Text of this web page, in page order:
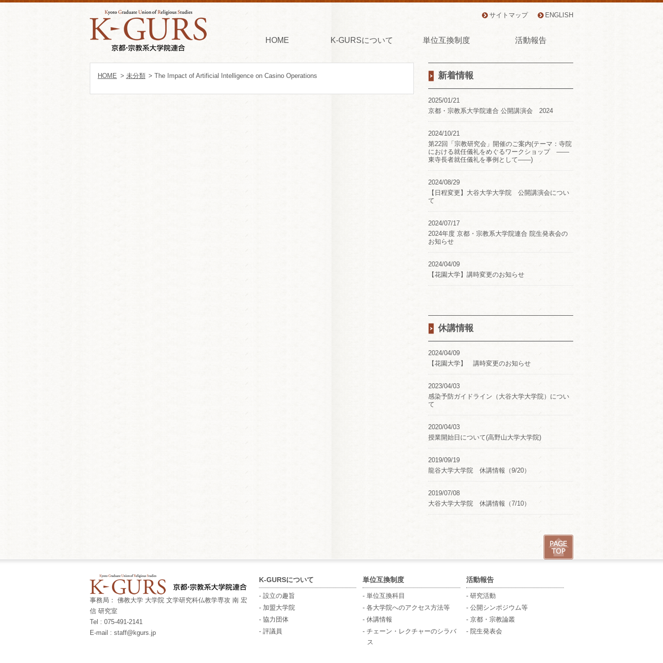
サイトマップ ENGLISH
HOME K-GURSについて 単位互換制度 活動報告
新着情報
2025/01/21
京都・宗教系大学院連合 公開講演会 2024
2024/10/21
第22回「宗教研究会」開催のご案内(テーマ：寺院
における就任儀礼をめぐるワークショップ ――
東寺長者就任儀礼を事例として――)
2024/08/29
【日程変更】大谷大学大学院 公開講演会につい
て
2024/07/17
2024年度 京都・宗教系大学院連合 院生発表会の
お知らせ
2024/04/09
【花園大学】講時変更のお知らせ
休講情報
2024/04/09
【花園大学】 講時変更のお知らせ
2023/04/03
感染予防ガイドライン（大谷大学大学院）につい
て
2020/04/03
授業開始日について(高野山大学大学院)
2019/09/19
龍谷大学大学院 休講情報（9/20）
2019/07/08
大谷大学大学院 休講情報（7/10）
HOME > 未分類 > The Impact of Artificial Intelligence on Casino Operations
事務局： 佛教大学 大学院 文学研究科仏教学専攻 南 宏
信 研究室
Tel : 075-491-2141
E-mail : staff@kgurs.jp
K-GURSについて
- 設立の趣旨
- 加盟大学院
- 協力団体
- 評議員
単位互換制度
- 単位互換科目
- 各大学院へのアクセス方法等
- 休講情報
- チェーン・レクチャーのシラバ
ス
活動報告
- 研究活動
- 公開シンポジウム等
- 京都・宗教論叢
- 院生発表会